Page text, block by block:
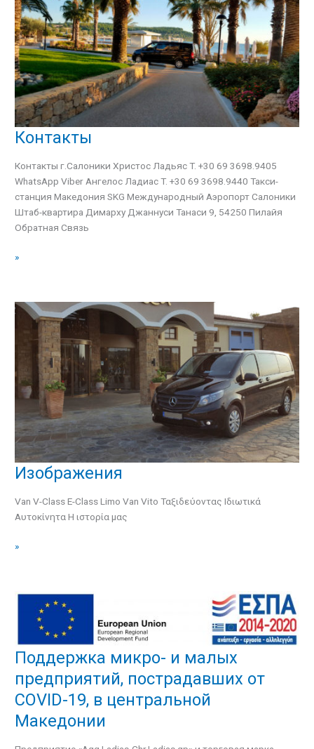
Контакты
Контакты г.Салоники Христос Ладьяс T. +30 69 3698.9405
WhatsApp Viber Ангелос Ладиас T. +30 69 3698.9440 Такси-
станция Македония SKG Международный Аэропорт Салоники
Штаб-квартира Димарху Джаннуси Танаси 9, 54250 Пилайя
Обратная Связь
Контакты
»
Изображения
Van V-Class E-Class Limo Van Vito​ Ταξιδεύοντας Ιδιωτικά
Αυτοκίνητα Η ιστορία μας
Изображения
»
Поддержка микро- и малых
предприятий, пострадавших от
COVID-19, в центральной
Македонии
Поддержка
микро-
и
малых
предприятий,
пострадавших